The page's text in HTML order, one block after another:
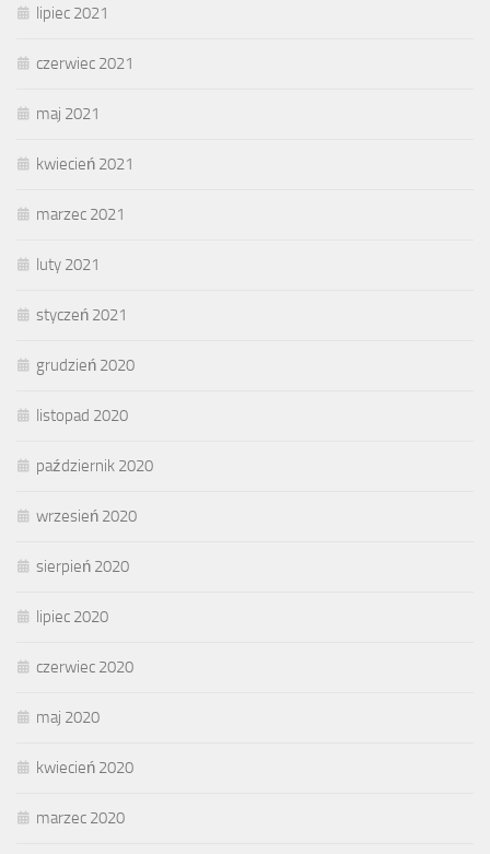
lipiec 2021
czerwiec 2021
maj 2021
kwiecień 2021
marzec 2021
luty 2021
styczeń 2021
grudzień 2020
listopad 2020
październik 2020
wrzesień 2020
sierpień 2020
lipiec 2020
czerwiec 2020
maj 2020
kwiecień 2020
marzec 2020